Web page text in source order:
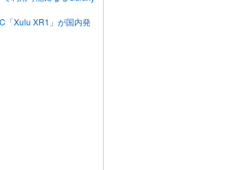
「Xulu XR1」が国内発